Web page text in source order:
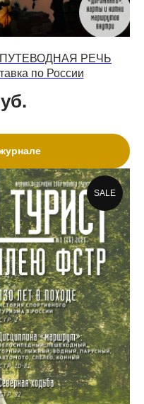
ПУТЕВОДНАЯ РЕЧЬ
по России
SALE